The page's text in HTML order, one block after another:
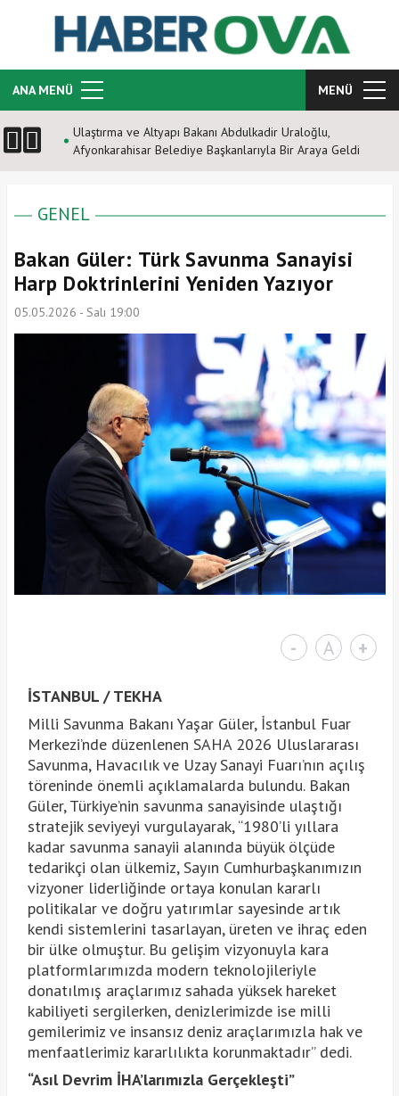
ANA MENÜ MENÜ
Ulaştırma ve Altyapı Bakanı Abdulkadir Uraloğlu,
Afyonkarahisar Belediye Başkanlarıyla Bir Araya Geldi
GENEL
Bakan Güler: Türk Savunma Sanayisi
Harp Doktrinlerini Yeniden Yazıyor
05.05.2026 - Salı 19:00
- A +
İSTANBUL / TEKHA
Milli Savunma Bakanı Yaşar Güler, İstanbul Fuar
Merkezi’nde düzenlenen SAHA 2026 Uluslararası
Savunma, Havacılık ve Uzay Sanayi Fuarı’nın açılış
töreninde önemli açıklamalarda bulundu. Bakan
Güler, Türkiye’nin savunma sanayisinde ulaştığı
stratejik seviyeyi vurgulayarak, “1980’li yıllara
kadar savunma sanayii alanında büyük ölçüde
tedarikçi olan ülkemiz, Sayın Cumhurbaşkanımızın
vizyoner liderliğinde ortaya konulan kararlı
politikalar ve doğru yatırımlar sayesinde artık
kendi sistemlerini tasarlayan, üreten ve ihraç eden
bir ülke olmuştur. Bu gelişim vizyonuyla kara
platformlarımızda modern teknolojileriyle
donatılmış araçlarımız sahada yüksek hareket
kabiliyeti sergilerken, denizlerimizde ise milli
gemilerimiz ve insansız deniz araçlarımızla hak ve
menfaatlerimiz kararlılıkta korunmaktadır” dedi.
“Asıl Devrim İHA’larımızla Gerçekleşti”